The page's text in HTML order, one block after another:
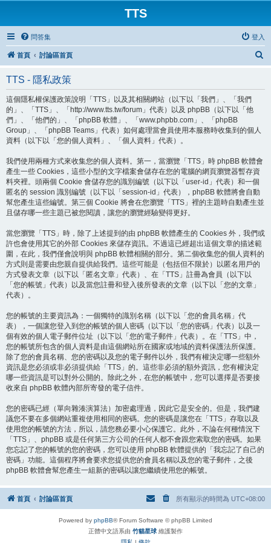
TTS
問答集 登入
首頁 討論區首頁
TTS - 隱私政策
這個隱私權保護政策說明「TTS」以及其相關網站（以下以「我們」、「我們
的」、「TTS」、「http://www.tts.tw/forum」代表）以及 phpBB（以下以「他
們」、「他們的」、「phpBB 軟體」、「www.phpbb.com」、「phpBB
Group」、「phpBB Teams」代表）如何處理當會員使用本服務時收集到的個人
資料（以下以「您的個人資料」、「個人資料」代表）。
我們使用兩種方式來收集您的個人資料。第一，當瀏覽「TTS」時 phpBB 軟體會
產生一些 Cookies，這些小型的文字檔案會儲存在您的電腦的網頁瀏覽器暫存資
料夾裡。頭兩個 Cookie 會儲存您的識別編號（以下以「user-id」代表）和一個
匿名的 session 識別編號（以下以「session-id」代表），phpBB 軟體將會自動
幫您產生這些編號。第三個 Cookie 將會在您瀏覽「TTS」裡的主題時自動產生並
且儲存哪一些主題已被您閱讀，讓您的瀏覽經驗變得更好。
當您瀏覽「TTS」時，除了上述提到的由 phpBB 軟體產生的 Cookies 外，我們或
許也會使用其它的外部 Cookies 來儲存資訊。不過這已經超出這個文章的描述範
圍，在此，我們僅會說明與 phpBB 軟體相關的部分。第二個收集您的個人資料的
方式則是需要由您親自提供給我們。這些可能是（包括但不限於）以匿名用戶的
方式發表文章（以下以「匿名文章」代表）、在「TTS」註冊為會員（以下以
「您的帳號」代表）以及當您註冊和登入後所發表的文章（以下以「您的文章」
代表）。
您的帳號的主要資訊為：一個獨特的識別名稱（以下以「您的會員名稱」代
表），一個讓您登入到您的帳號的個人密碼（以下以「您的密碼」代表）以及一
個有效的個人電子郵件位址（以下以「您的電子郵件」代表）。在「TTS」中，
您的帳號所包含的個人資料是由這個網站所在國家或地域的資料保護法所保護。
除了您的會員名稱、您的密碼以及您的電子郵件以外，我們有權決定哪一些額外
資訊是您必須或非必須提供給「TTS」的。這些非必須的額外資訊，您有權決定
哪一些資訊是可以對外公開的。除此之外，在您的帳號中，您可以選擇是否要接
收來自 phpBB 軟體內部所寄發的電子信件。
您的密碼已經（單向雜湊演算法）加密處理過，因此它是安全的。但是，我們建
議您不要在多個網站重複使用相同的密碼。您的密碼是讓您在「TTS」存取以及
使用您的帳號的方法，所以，請您務必要小心保護它。此外，不論在何種情況下
「TTS」、phpBB 或是任何第三方公司的任何人都不會跟您索取您的密碼。如果
您忘記了您的帳號的您的密碼，您可以使用 phpBB 軟體提供的「我忘記了自己的
密碼」功能。這個程序將會要求您提供您的會員名稱以及您的電子郵件，之後
phpBB 軟體會幫您產生一組新的密碼以讓您繼續使用您的帳號。
首頁 討論區首頁 所有顯示的時間為 UTC+08:00
Powered by phpBB® Forum Software © phpBB Limited
正體中文語系由 竹貓星球 維護製作